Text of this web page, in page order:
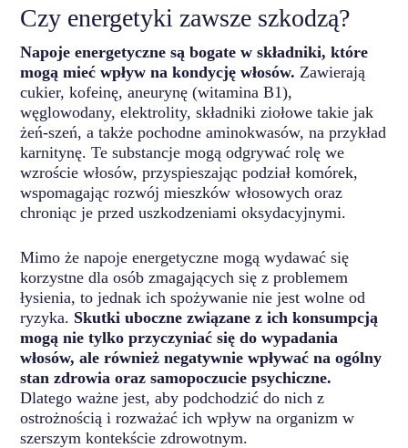
Czy energetyki zawsze szkodzą?
Napoje energetyczne są bogate w składniki, które
mogą mieć wpływ na kondycję włosów. Zawierają
cukier, kofeinę, aneurynę (witamina B1),
węglowodany, elektrolity, składniki ziołowe takie jak
żeń-szeń, a także pochodne aminokwasów, na przykład
karnitynę. Te substancje mogą odgrywać rolę we
wzroście włosów, przyspieszając podział komórek,
wspomagając rozwój mieszków włosowych oraz
chroniąc je przed uszkodzeniami oksydacyjnymi.
Mimo że napoje energetyczne mogą wydawać się
korzystne dla osób zmagających się z problemem
łysienia, to jednak ich spożywanie nie jest wolne od
ryzyka. Skutki uboczne związane z ich konsumpcją
mogą nie tylko przyczyniać się do wypadania
włosów, ale również negatywnie wpływać na ogólny
stan zdrowia oraz samopoczucie psychiczne.
Dlatego ważne jest, aby podchodzić do nich z
ostrożnością i rozważać ich wpływ na organizm w
szerszym kontekście zdrowotnym.